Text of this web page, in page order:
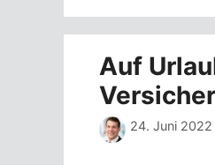
Auf
24. Juni 2022